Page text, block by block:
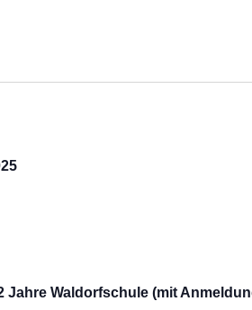
Jahre Waldorfschule (mit